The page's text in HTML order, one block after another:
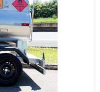
encontrará
com